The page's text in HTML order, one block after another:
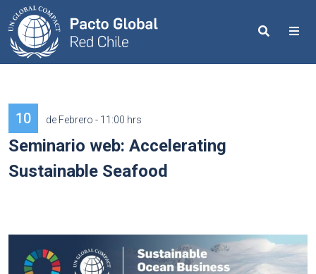
Search
10 de Febrero - 11:00 hrs
Seminario web: Accelerating
Sustainable Seafood